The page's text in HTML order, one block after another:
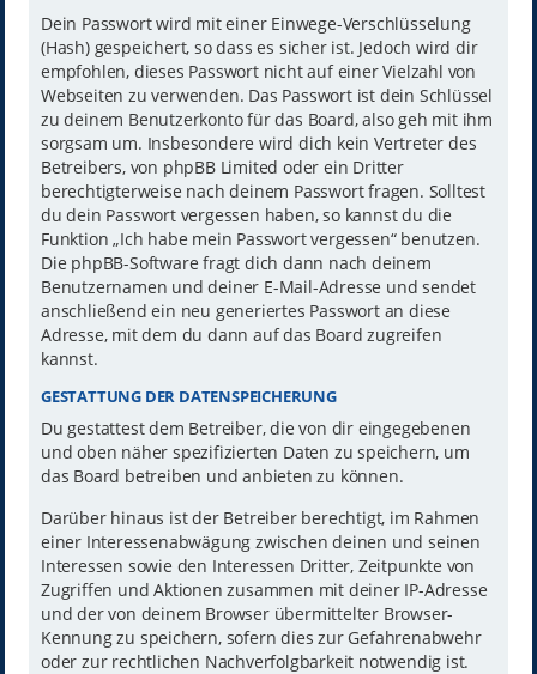
Dein Passwort wird mit einer Einwege-Verschlüsselung
(Hash) gespeichert, so dass es sicher ist. Jedoch wird dir
empfohlen, dieses Passwort nicht auf einer Vielzahl von
Webseiten zu verwenden. Das Passwort ist dein Schlüssel
zu deinem Benutzerkonto für das Board, also geh mit ihm
sorgsam um. Insbesondere wird dich kein Vertreter des
Betreibers, von phpBB Limited oder ein Dritter
berechtigterweise nach deinem Passwort fragen. Solltest
du dein Passwort vergessen haben, so kannst du die
Funktion „Ich habe mein Passwort vergessen“ benutzen.
Die phpBB-Software fragt dich dann nach deinem
Benutzernamen und deiner E-Mail-Adresse und sendet
anschließend ein neu generiertes Passwort an diese
Adresse, mit dem du dann auf das Board zugreifen
kannst.
GESTATTUNG DER DATENSPEICHERUNG
Du gestattest dem Betreiber, die von dir eingegebenen
und oben näher spezifizierten Daten zu speichern, um
das Board betreiben und anbieten zu können.
Darüber hinaus ist der Betreiber berechtigt, im Rahmen
einer Interessenabwägung zwischen deinen und seinen
Interessen sowie den Interessen Dritter, Zeitpunkte von
Zugriffen und Aktionen zusammen mit deiner IP-Adresse
und der von deinem Browser übermittelter Browser-
Kennung zu speichern, sofern dies zur Gefahrenabwehr
oder zur rechtlichen Nachverfolgbarkeit notwendig ist.